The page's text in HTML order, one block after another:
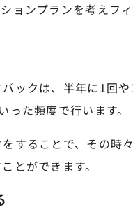
ョンプランを考えフ
ックは、半年に1回
た頻度で行います。
することで、その時
とができます。